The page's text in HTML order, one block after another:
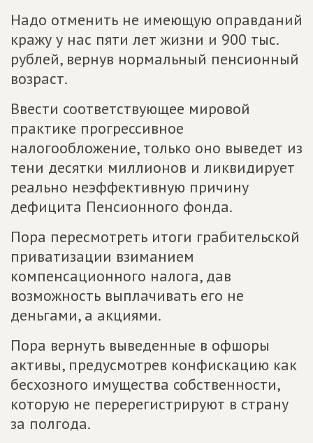
Надо отменить не имеющую оправданий
кражу у нас пяти лет жизни и 900 тыс.
рублей, вернув нормальный пенсионный
возраст.
Ввести соответствующее мировой
практике прогрессивное
налогообложение, только оно выведет из
тени десятки миллионов и ликвидирует
реально неэффективную причину
дефицита Пенсионного фонда.
Пора пересмотреть итоги грабительской
приватизации взиманием
компенсационного налога, дав
возможность выплачивать его не
деньгами, а акциями.
Пора вернуть выведенные в офшоры
активы, предусмотрев конфискацию как
бесхозного имущества собственности,
которую не перерегистрируют в страну
за полгода.